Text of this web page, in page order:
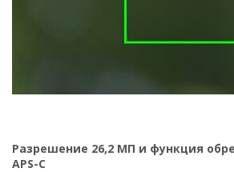
Разрешение 26,2 МП и функция
APS-C